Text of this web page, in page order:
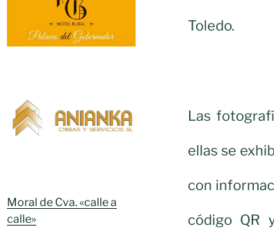
Moral de Cva. «calle a
calle»
Toledo.
Las
ellas se
con
código QR